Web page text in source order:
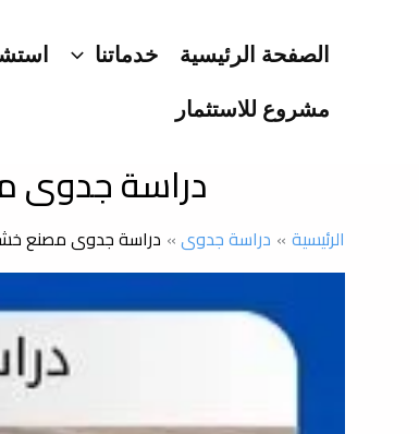
الصفحة الرئيسية خدماتنا
مشروع للاستثمار
دراسة جدوى
الرئيسية دراسة جدوى دراسة جدوى مصنع خشب